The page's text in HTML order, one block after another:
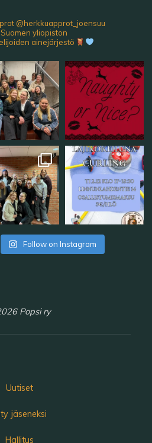
@herkkuapprot_joensuu
yliopiston
ainejärjestö
Follow on Instagram
Popsi ry
Uutiset
jäseneksi
Hallitus